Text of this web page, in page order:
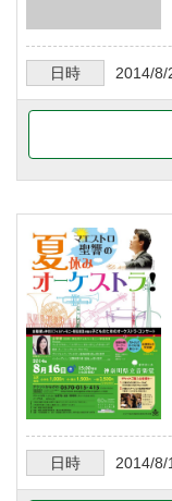
日時 2014/8/
日時 2014/8/